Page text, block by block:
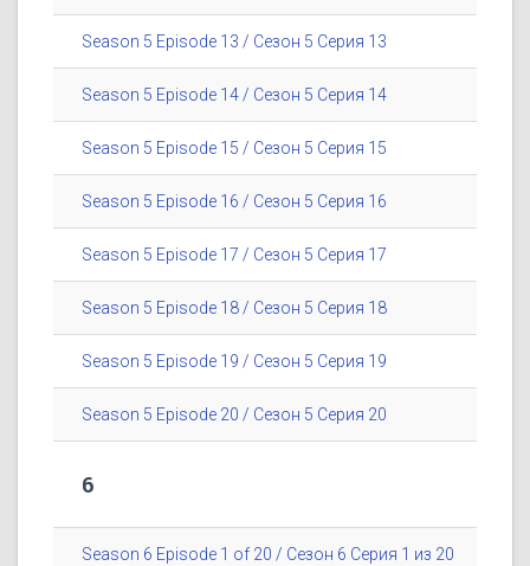
Season 5 Episode 13 / Сезон 5 Серия 13
Season 5 Episode 14 / Сезон 5 Серия 14
Season 5 Episode 15 / Сезон 5 Серия 15
Season 5 Episode 16 / Сезон 5 Серия 16
Season 5 Episode 17 / Сезон 5 Серия 17
Season 5 Episode 18 / Сезон 5 Серия 18
Season 5 Episode 19 / Сезон 5 Серия 19
Season 5 Episode 20 / Сезон 5 Серия 20
6
Season 6 Episode 1 of 20 / Сезон 6 Серия 1 из 20